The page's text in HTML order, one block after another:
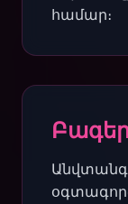
համար։